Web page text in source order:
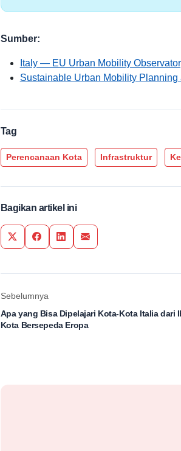
Sumber:
Italy — EU Urban Mobility
Sustainable Urban Mobility
Tag
Perencanaan Kota Infrastruktur
Bagikan artikel ini
Share on Twitter
Share on Facebook
Share on LinkedIn
Share via Email
Sebelumnya
Apa yang Bisa Dipelajari Kota-Kota Italia dari
Kota Bersepeda Eropa